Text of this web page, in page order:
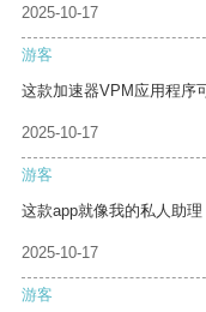
2025-10-17
游客
这款加速器VPM应用程序
2025-10-17
游客
这款app就像我的私人助理
2025-10-17
游客